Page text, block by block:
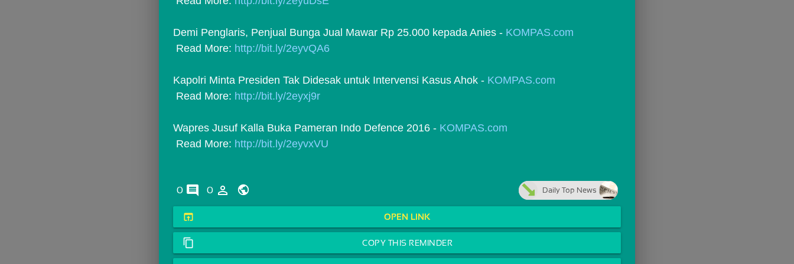
Demi Penglaris, Penjual Bunga Jual Mawar Rp 25.000 kepada Anies - KOMPAS.com
Read More: http://bit.ly/2eyvQA6
Kapolri Minta Presiden Tak Didesak untuk Intervensi Kasus Ahok - KOMPAS.com
Read More: http://bit.ly/2eyxj9r
Wapres Jusuf Kalla Buka Pameran Indo Defence 2016 - KOMPAS.com
Read More: http://bit.ly/2eyvxVU
0 comments
0 person_outline Daily Top News
open_in_browser OPEN LINK
content_copy COPY THIS REMINDER